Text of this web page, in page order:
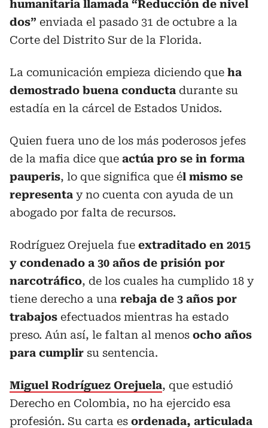
humanitaria llamada “Reducción de nivel
dos” enviada el pasado 31 de octubre a la
Corte del Distrito Sur de la Florida.
La comunicación empieza diciendo que ha
demostrado buena conducta durante su
estadía en la cárcel de Estados Unidos.
Quien fuera uno de los más poderosos jefes
de la mafia dice que actúa pro se in forma
pauperis, lo que significa que él mismo se
representa y no cuenta con ayuda de un
abogado por falta de recursos.
Rodríguez Orejuela fue extraditado en 2015
y condenado a 30 años de prisión por
narcotráfico, de los cuales ha cumplido 18 y
tiene derecho a una rebaja de 3 años por
trabajos efectuados mientras ha estado
preso. Aún así, le faltan al menos ocho años
para cumplir su sentencia.
Miguel Rodríguez Orejuela, que estudió
Derecho en Colombia, no ha ejercido esa
profesión. Su carta es ordenada, articulada